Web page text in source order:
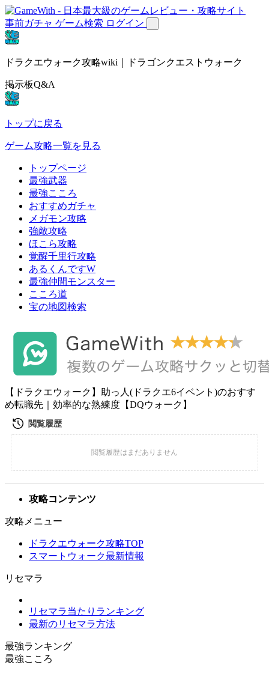
事前ガチャ ゲーム検索 ログイン
ドラクエウォーク攻略wiki｜ドラゴンクエストウォーク
掲示板Q&A
トップに戻る
ゲーム攻略一覧を見る
トップページ
最強武器
最強こころ
おすすめガチャ
メガモン攻略
強敵攻略
ほこら攻略
覚醒千里行攻略
あるくんですW
最強仲間モンスター
こころ道
宝の地図検索
【ドラクエウォーク】助っ人(ドラクエ6イベント)のおすす
め転職先｜効率的な熟練度【DQウォーク】
攻略コンテンツ
攻略メニュー
ドラクエウォーク攻略TOP
スマートウォーク最新情報
リセマラ
リセマラ当たりランキング
最新のリセマラ方法
最強ランキング
最強こころ